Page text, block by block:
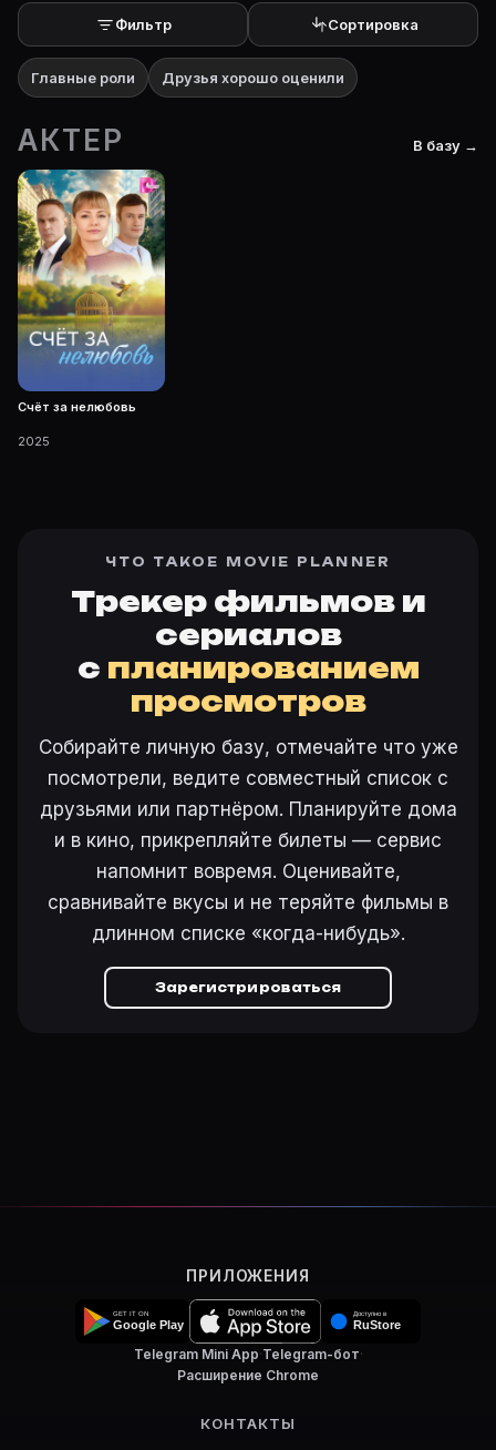
Фильтр Сортировка
Главные роли Друзья хорошо оценили
АКТЕР В базу →
Счёт за нелюбовь
2025
ЧТО ТАКОЕ MOVIE PLANNER
Трекер фильмов и
сериалов
с планированием
просмотров
Собирайте личную базу, отмечайте что уже
посмотрели, ведите совместный список с
друзьями или партнёром. Планируйте дома
и в кино, прикрепляйте билеты — сервис
напомнит вовремя. Оценивайте,
сравнивайте вкусы и не теряйте фильмы в
длинном списке «когда-нибудь».
Зарегистрироваться
ПРИЛОЖЕНИЯ
Telegram Mini App·Telegram-бот·
Расширение Chrome
КОНТАКТЫ